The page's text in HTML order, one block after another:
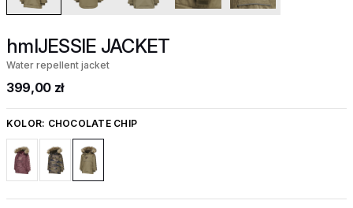
hmlJESSIE JACKET
Water repellent jacket
399,00 zł
KOLOR: CHOCOLATE CHIP